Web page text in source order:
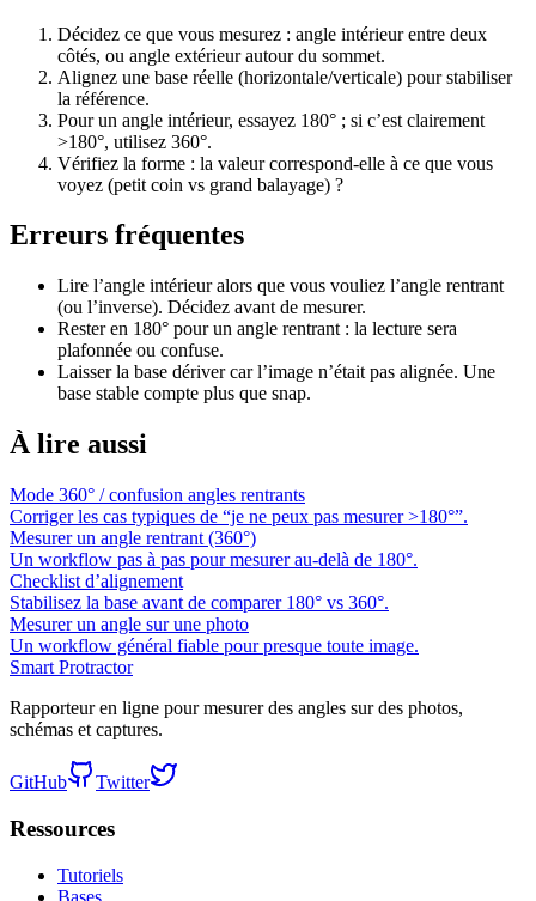
Décidez ce que vous mesurez : angle intérieur entre deux
côtés, ou angle extérieur autour du sommet.
Alignez une base réelle (horizontale/verticale) pour stabiliser
la référence.
Pour un angle intérieur, essayez 180° ; si c’est clairement
>180°, utilisez 360°.
Vérifiez la forme : la valeur correspond-elle à ce que vous
voyez (petit coin vs grand balayage) ?
Erreurs fréquentes
Lire l’angle intérieur alors que vous vouliez l’angle rentrant
(ou l’inverse). Décidez avant de mesurer.
Rester en 180° pour un angle rentrant : la lecture sera
plafonnée ou confuse.
Laisser la base dériver car l’image n’était pas alignée. Une
base stable compte plus que snap.
À lire aussi
Mode 360° / confusion angles rentrants
Corriger les cas typiques de “je ne peux pas mesurer >180°”.
Mesurer un angle rentrant (360°)
Un workflow pas à pas pour mesurer au-delà de 180°.
Checklist d’alignement
Stabilisez la base avant de comparer 180° vs 360°.
Mesurer un angle sur une photo
Un workflow général fiable pour presque toute image.
Smart Protractor
Rapporteur en ligne pour mesurer des angles sur des photos,
schémas et captures.
GitHub Twitter
Ressources
Tutoriels
Bases